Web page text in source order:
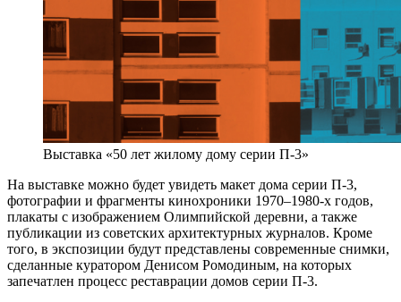
Выставка «50 лет жилому дому серии П-3»
На выставке можно будет увидеть макет дома серии П-3,
фотографии и фрагменты кинохроники 1970–1980-х годов,
плакаты с изображением Олимпийской деревни, а также
публикации из советских архитектурных журналов. Кроме
того, в экспозиции будут представлены современные снимки,
сделанные куратором Денисом Ромодиным, на которых
запечатлен процесс реставрации домов серии П-3.